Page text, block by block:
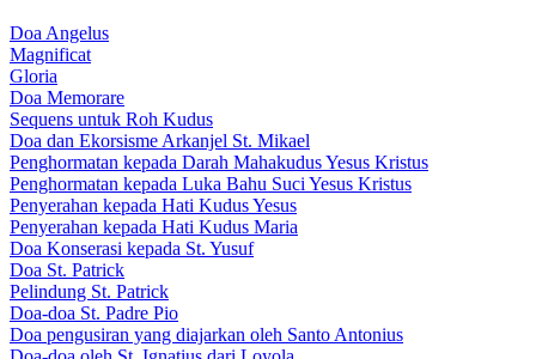
Doa Angelus
Magnificat
Gloria
Doa Memorare
Sequens untuk Roh Kudus
Doa dan Ekorsisme Arkanjel St. Mikael
Penghormatan kepada Darah Mahakudus Yesus Kristus
Penghormatan kepada Luka Bahu Suci Yesus Kristus
Penyerahan kepada Hati Kudus Yesus
Penyerahan kepada Hati Kudus Maria
Doa Konserasi kepada St. Yusuf
Doa St. Patrick
Pelindung St. Patrick
Doa-doa St. Padre Pio
Doa pengusiran yang diajarkan oleh Santo Antonius